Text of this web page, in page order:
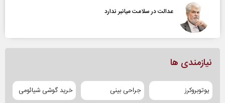
عدالت در سلامت میانبر ندارد
نیازمندی ها
یوتوبروکرز جراحی بینی خرید گوشی شیائومی